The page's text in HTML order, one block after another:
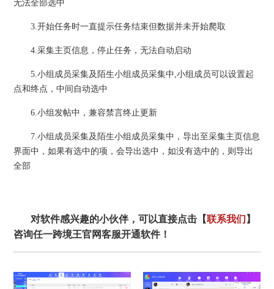
无法全部选中
3.开始任务时一直提示任务结束但数据并未开始爬取
4.采集主页信息，停止任务，无法自动启动
5.小组成员采集及陌生小组成员采集中,小组成员可以设置起
点和终点，中间自动选中
6.小组发帖中，兼容禁言终止更新
7.小组成员采集及陌生小组成员采集中，导出至采集主页信息
界面中，如果有选中的项，会导出选中，如没有选中的，则导出
全部
对软件感兴趣的小伙伴，可以直接点击【联系我们 】
咨询任一跨境王官网客服开通软件！